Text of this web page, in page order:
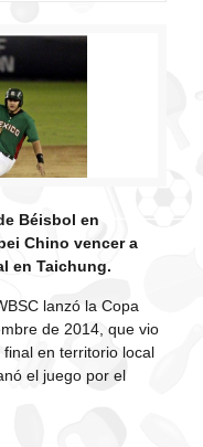
Béisbol en
Chino vencer a
en Taichung.
lanzó la Copa
de 2014, que vio
en territorio local
el juego por el